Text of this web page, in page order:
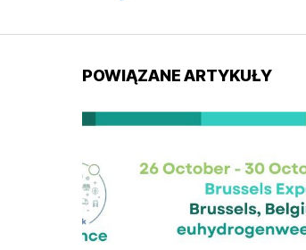
POWIĄZANE ARTYKUŁY